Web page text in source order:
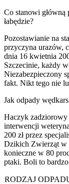
Co stanowi
łabędzie?
Pozostawianie na
przyczyna urazów,
dnia 16 kwietnia
Szczecinie, każdy
Niezabezpieczony
fakt. Nikt tego nie
Jak odpady
Haczyk zadziorowy
interwencji
200 zł przez
Dzikich Zwierząt w
konieczne w 80
ptaki. Boli to
RODZAJ